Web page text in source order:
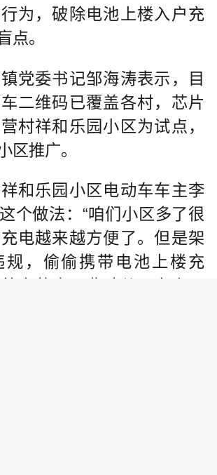
为，破除电池上楼入户充
点。
委书记邹海涛表示，目
二维码已覆盖各村，芯片
村祥和乐园小区为试点，
区推广。
乐园小区电动车车主李
个做法：“咱们小区多了很
电越来越方便了。但是架
规，偷偷携带电池上楼充